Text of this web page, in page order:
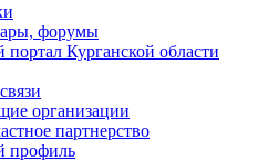
форумы
Курганской области
организации
партнерство
профиль